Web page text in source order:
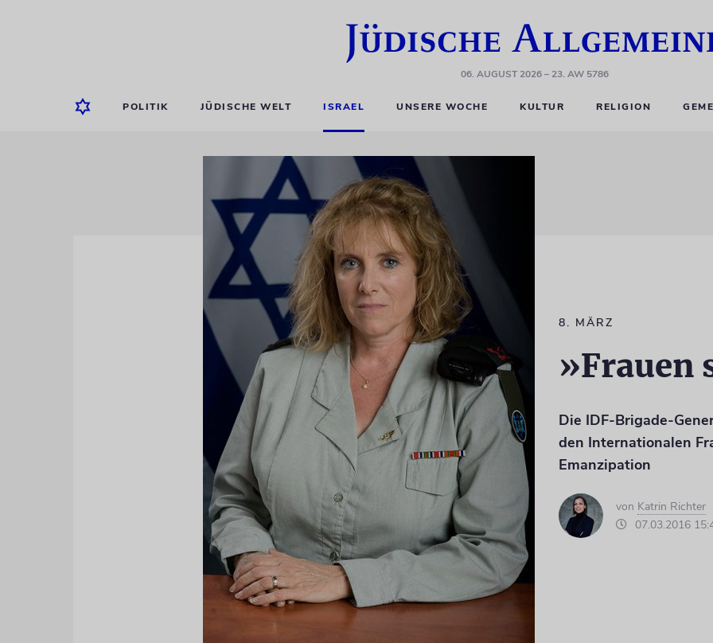
06. AUGUST 2026– 23. AW 5786
POLITIK JÜDISCHE WELT ISRAEL UNSERE WOCHE KULTUR RELIGION
8. MÄRZ
»Frauen
Die IDF-Brigade-
den Internationalen
Emanzipation
von Katrin Richter
07.03.2016